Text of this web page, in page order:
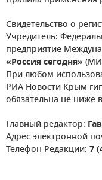
Свидетельство о
Учредитель:
предприятие
«Россия сегодня»
При любом
РИА Новости Крым
обязательна не ниже
Главный редактор:
Адрес электронной
Телефон Редакции: 7